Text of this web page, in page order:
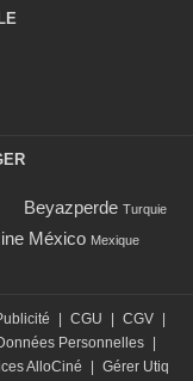
Beyazperde Turquie
México Mexique
| CGU | CGV |
Personnelles |
AlloCiné | Gérer Utiq